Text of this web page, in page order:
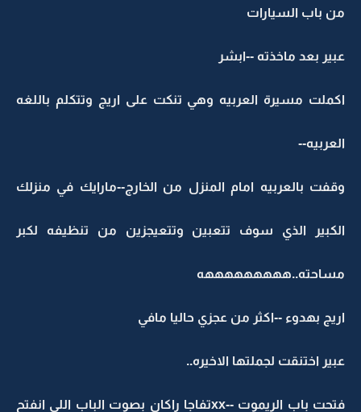
من باب السيارات
عبير بعد ماخذته --ابشر
اكملت مسيرة العربيه وهي تنكت على اريج وتتكلم باللغه
العربيه--
وقفت بالعربيه امام المنزل من الخارج--مارايك في منزلك
الكبير الذي سوف تتعبين وتتعيجزين من تنظيفه لكبر
مساحته..هههههههههه
اريج بهدوء --اكثر من عجزي حاليا مافي
عبير اختنقت لجملتها الاخيره..
فتحت باب الريموت --xxتفاجا راكان بصوت الباب اللي انفتح